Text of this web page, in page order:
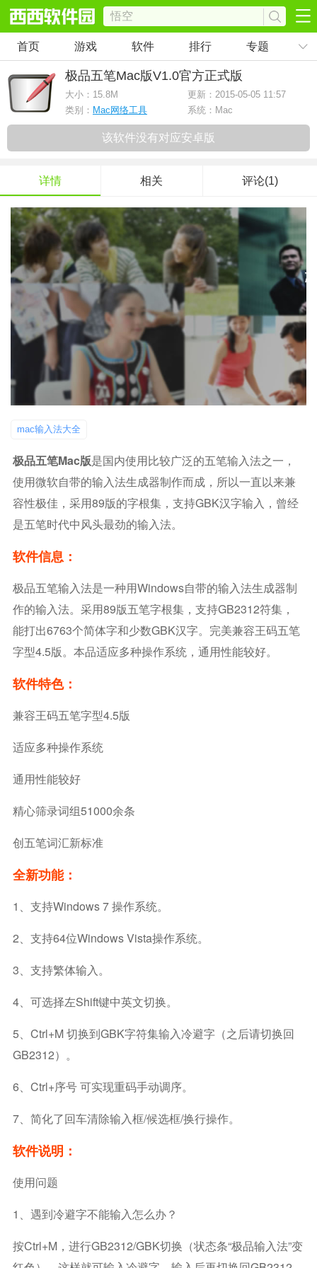
首页 游戏 软件 排行 专题
极品五笔Mac版V1.0官方正式版
大小： 15.8M
更新：2015-05-05 11:57
类别： Mac网络工具 系统：Mac
该软件没有对应安卓版
详情 相关 评论(1)
mac输入法大全
极品五笔Mac版是国内使用比较广泛的五笔输入法之一，
使用微软自带的输入法生成器制作而成，所以一直以来兼
容性极佳，采用89版的字根集，支持GBK汉字输入，曾经
是五笔时代中风头最劲的输入法。
软件信息：
极品五笔输入法是一种用Windows自带的输入法生成器制
作的输入法。采用89版五笔字根集，支持GB2312符集，
能打出6763个简体字和少数GBK汉字。完美兼容王码五笔
字型4.5版。本品适应多种操作系统，通用性能较好。
软件特色：
兼容王码五笔字型4.5版
适应多种操作系统
通用性能较好
精心筛录词组51000余条
创五笔词汇新标准
全新功能：
1、支持Windows 7 操作系统。
2、支持64位Windows Vista操作系统。
3、支持繁体输入。
4、可选择左Shift键中英文切换。
5、Ctrl+M 切换到GBK字符集输入冷避字（之后请切换回
GB2312）。
6、Ctrl+序号 可实现重码手动调序。
7、简化了回车清除输入框/候选框/换行操作。
软件说明：
使用问题
1、遇到冷避字不能输入怎么办？
按Ctrl+M，进行GB2312/GBK切换（状态条“极品输入法”变